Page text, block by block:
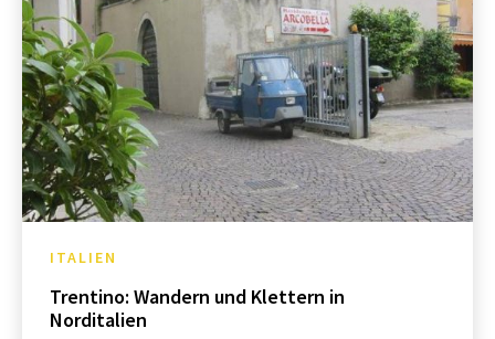
ITALIEN
Trentino: Wandern und Klettern in
Norditalien